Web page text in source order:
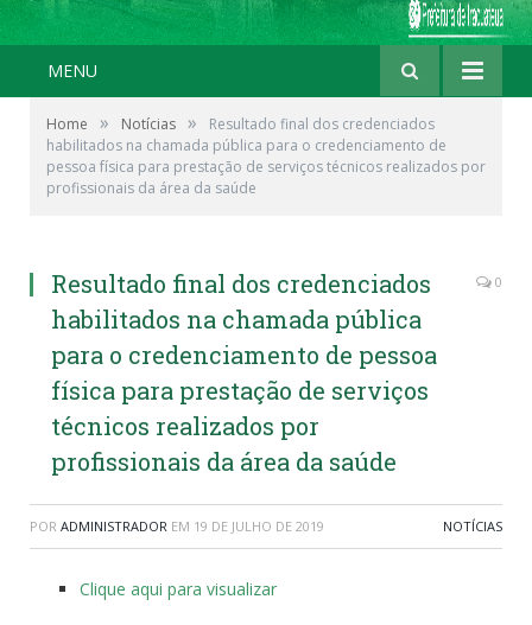
MENU
Home » Notícias »
Resultado final dos credenciados
habilitados na chamada pública para o credenciamento de
pessoa física para prestação de serviços técnicos realizados por
profissionais da área da saúde
Resultado final dos credenciados
habilitados na chamada pública
para o credenciamento de pessoa
física para prestação de serviços
técnicos realizados por
profissionais da área da saúde
0
POR ADMINISTRADOR EM 19 DE JULHO DE 2019 NOTÍCIAS
Clique aqui para visualizar